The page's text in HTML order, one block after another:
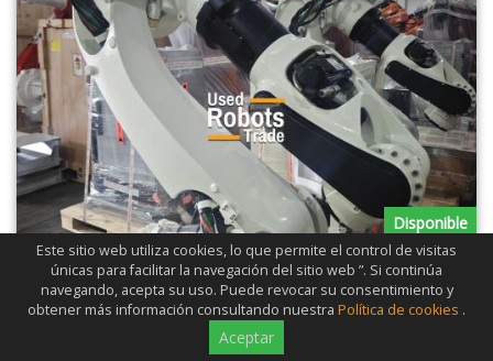
Disponible
Este sitio web utiliza cookies, lo que permite el control de visitas
únicas para facilitar la navegación del sitio web ”. Si continúa
navegando, acepta su uso. Puede revocar su consentimiento y
obtener más información consultando nuestra Política de cookies .
Aceptar